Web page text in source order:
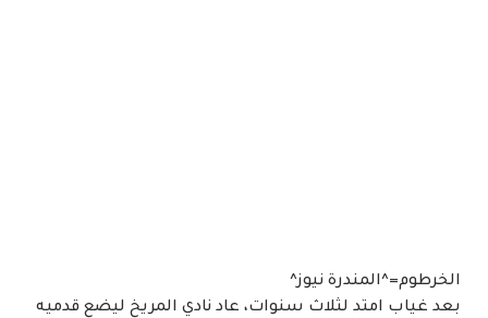
الخرطوم=^المندرة نيوز^
بعد غياب امتد لثلاث سنوات، عاد نادي المريخ ليضع قدميه